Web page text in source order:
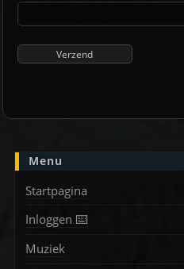
Menu
Startpagina
Inloggen ⌨️
Muziek